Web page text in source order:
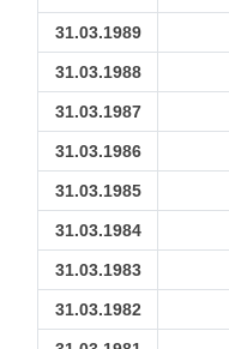
31.03.1989
31.03.1988
31.03.1987
31.03.1986
31.03.1985
31.03.1984
31.03.1983
31.03.1982